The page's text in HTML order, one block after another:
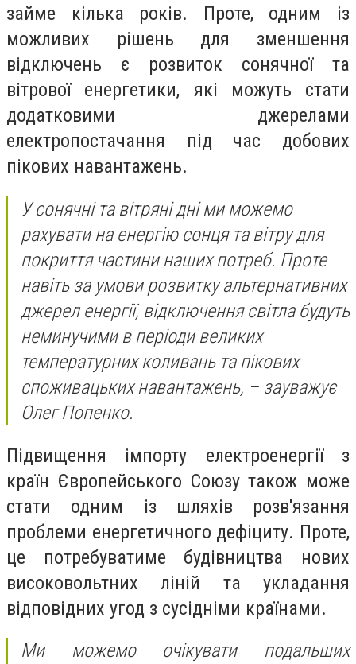
займе кілька років. Проте, одним із
можливих рішень для зменшення
відключень є розвиток сонячної та
вітрової енергетики, які можуть стати
додатковими джерелами
електропостачання під час добових
пікових навантажень.
У сонячні та вітряні дні ми можемо
рахувати на енергію сонця та вітру для
покриття частини наших потреб. Проте
навіть за умови розвитку альтернативних
джерел енергії, відключення світла будуть
неминучими в періоди великих
температурних коливань та пікових
споживацьких навантажень, – зауважує
Олег Попенко.
Підвищення імпорту електроенергії з
країн Європейського Союзу також може
стати одним із шляхів розв'язання
проблеми енергетичного дефіциту. Проте,
це потребуватиме будівництва нових
високовольтних ліній та укладання
відповідних угод з сусідніми країнами.
Ми можемо очікувати подальших